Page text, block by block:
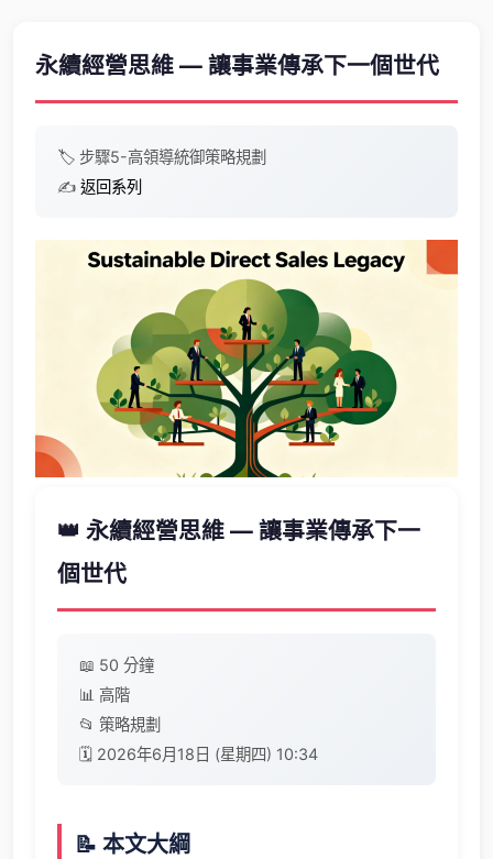
永續經營思維 — 讓事業傳承下一個世代
🏷️ 步驟5-高領導統御策略規劃
✍️ 返回系列
👑 永續經營思維 — 讓事業傳承下一
個世代
📖 50 分鐘
📊 高階
📂 策略規劃
🗓️ 2026年6月18日 (星期四) 10:34
📝 本文大綱